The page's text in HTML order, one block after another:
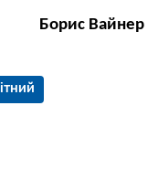
Борис Вайнер